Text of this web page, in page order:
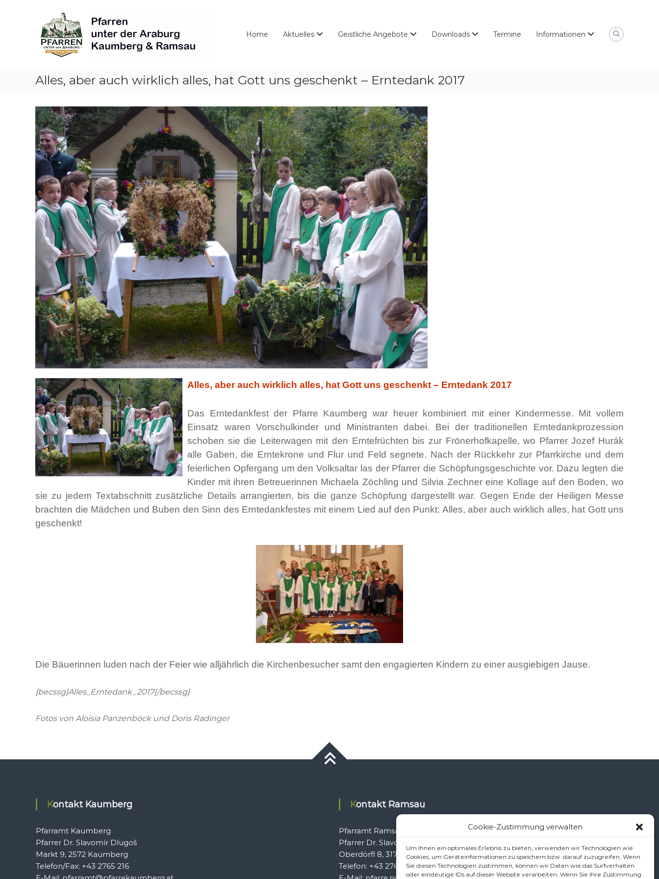
Cookie-Zustimmung verwalten
Um Ihnen ein optimales Erlebnis zu bieten, verwenden wir Technologien wie
Cookies, um Geräteinformationen zu speichern bzw. darauf zuzugreifen. Wenn
Sie diesen Technologien zustimmen, können wir Daten wie das Surfverhalten
oder eindeutige IDs auf dieser Website verarbeiten. Wenn Sie Ihre Zustimmung
Pfarren
unter
derAraburg
in
Kaumberg
Home Aktuelles Geistliche Angebote Downloads Termine Informationen
Alles, aber auch wirklich alles, hat Gott uns geschenkt – Erntedank 2017
Alles, aber auch wirklich alles, hat Gott uns geschenkt – Erntedank 2017
Das Erntedankfest der Pfarre Kaumberg war heuer kombiniert mit einer Kindermesse. Mit vollem
Einsatz waren Vorschulkinder und Ministranten dabei. Bei der traditionellen Erntedankprozession
schoben sie die Leiterwagen mit den Erntefrüchten bis zur Frönerhofkapelle, wo Pfarrer Jozef Hurák
alle Gaben, die Erntekrone und Flur und Feld segnete. Nach der Rückkehr zur Pfarrkirche und dem
feierlichen Opfergang um den Volksaltar las der Pfarrer die Schöpfungsgeschichte vor. Dazu legten die
Kinder mit ihren Betreuerinnen Michaela Zöchling und Silvia Zechner eine Kollage auf den Boden, wo
sie zu jedem Textabschnitt zusätzliche Details arrangierten, bis die ganze Schöpfung dargestellt war. Gegen Ende der Heiligen Messe
brachten die Mädchen und Buben den Sinn des Erntedankfestes mit einem Lied auf den Punkt: Alles, aber auch wirklich alles, hat Gott uns
geschenkt!
Die Bäuerinnen luden nach der Feier wie alljährlich die Kirchenbesucher samt den engagierten Kindern zu einer ausgiebigen Jause.
{becssg}Alles_Erntedank_2017{/becssg}
Fotos von Aloisia Panzenböck und Doris Radinger
Kontakt Kaumberg
Pfarramt Kaumberg
Pfarrer Dr. Slavomír Dlugoš
Markt 9, 2572 Kaumberg
Telefon/Fax: +43 2765 216
Kontakt Ramsau
Pfarramt Ramsau
Pfarrer Dr. Slavomír Dlugoš
Oberdörfl 8, 3172 Ramsau
Telefon: +43 2764 8240